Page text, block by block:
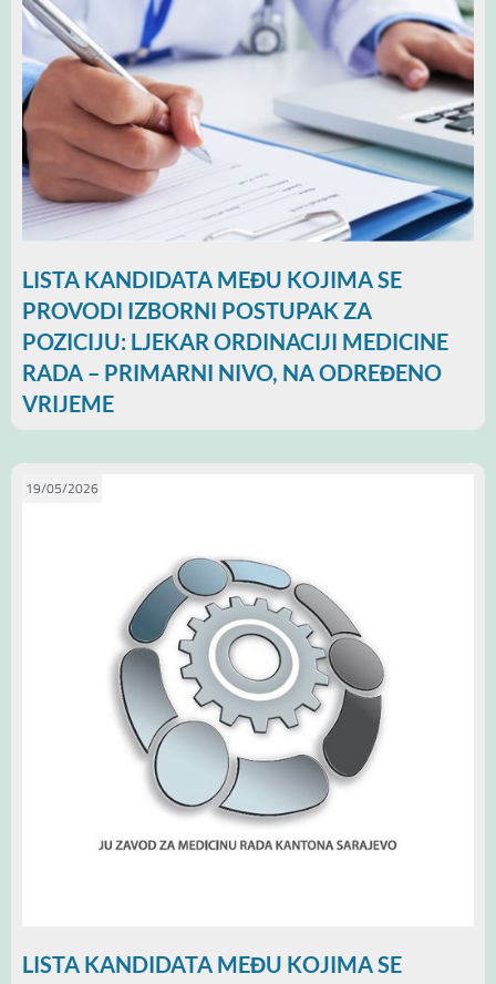
LISTA KANDIDATA MEĐU KOJIMA SE
PROVODI IZBORNI POSTUPAK ZA
POZICIJU: LJEKAR ORDINACIJI MEDICINE
RADA – PRIMARNI NIVO, NA ODREĐENO
VRIJEME
19/05/2026
LISTA KANDIDATA MEĐU KOJIMA SE